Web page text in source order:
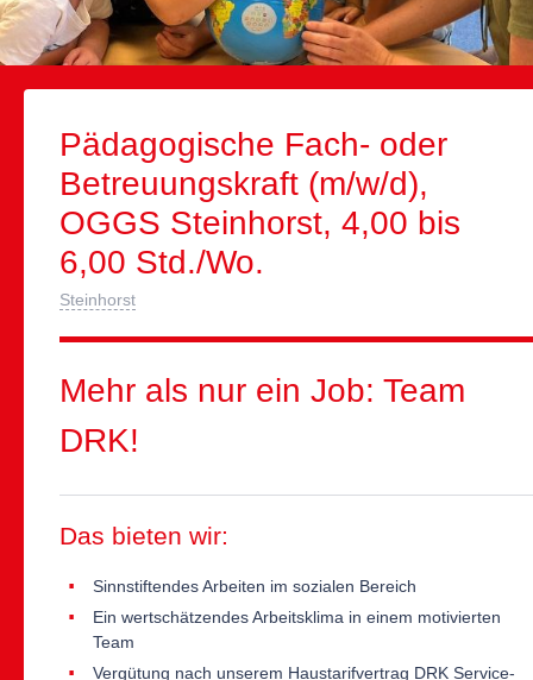
Pädagogische Fach- oder
Betreuungskraft (m/w/d),
OGGS Steinhorst, 4,00 bis
6,00 Std./Wo.
Steinhorst
Mehr als nur ein Job: Team
DRK!
Das bieten wir:
Sinnstiftendes Arbeiten im sozialen Bereich
Ein wertschätzendes Arbeitsklima in einem motivierten
Team
Vergütung nach unserem Haustarifvertrag DRK Service-